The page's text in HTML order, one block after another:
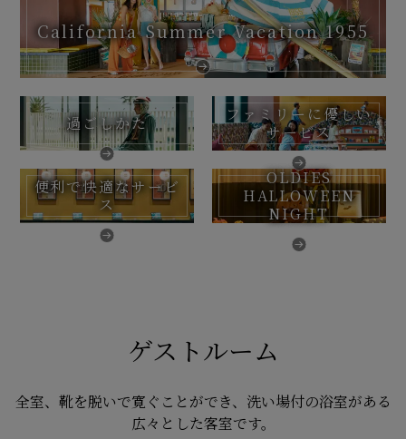
California Summer Vacation 1955
過ごしかた
ファミリーに優しい
サービス
便利で快適なサービ
ス
OLDIES
HALLOWEEN
NIGHT
ゲストルーム
全室、靴を脱いで寛ぐことができ、洗い場付の浴室がある
広々とした客室です。